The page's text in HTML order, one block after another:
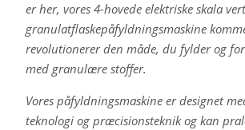
er her, vores 4-hovede elektriske skala
granulatflaskepåfyldningsmaskine
revolutionerer den måde, du fylder og
med granulære stoffer.
Vores påfyldningsmaskine er designet
teknologi og præcisionsteknik og kan